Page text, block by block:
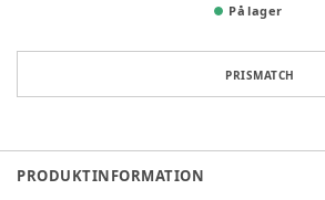
På lager
PRISMATCH
PRODUKTINFORMATION